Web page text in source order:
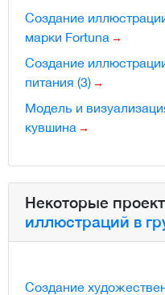
Создание
марки Fortuna
Создание
питания (3)
Модель и
кувшина
Некоторые
иллюстраций в
Создание